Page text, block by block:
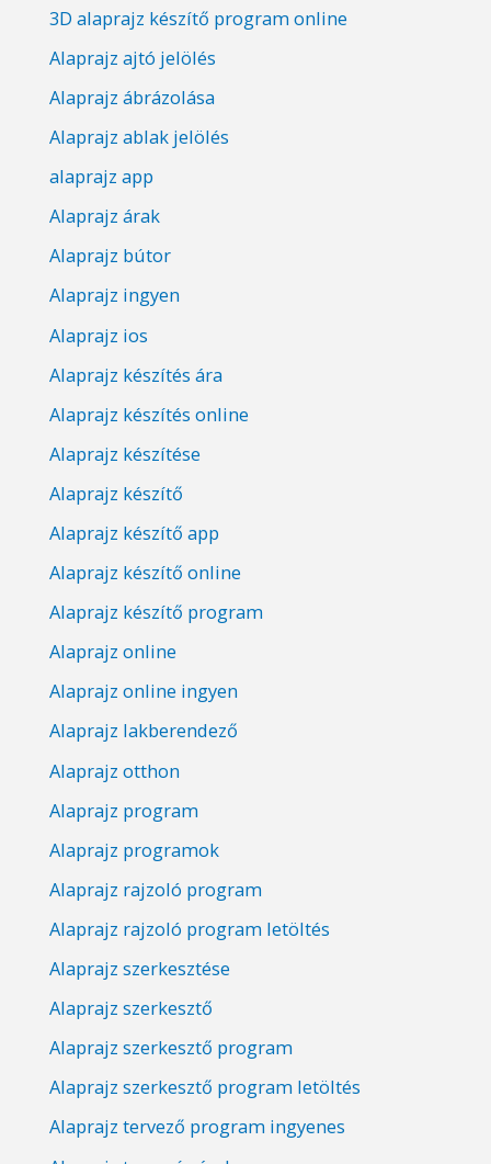
3D alaprajz készítő program online
Alaprajz ajtó jelölés
Alaprajz ábrázolása
Alaprajz ablak jelölés
alaprajz app
Alaprajz árak
Alaprajz bútor
Alaprajz ingyen
Alaprajz ios
Alaprajz készítés ára
Alaprajz készítés online
Alaprajz készítése
Alaprajz készítő
Alaprajz készítő app
Alaprajz készítő online
Alaprajz készítő program
Alaprajz online
Alaprajz online ingyen
Alaprajz lakberendező
Alaprajz otthon
Alaprajz program
Alaprajz programok
Alaprajz rajzoló program
Alaprajz rajzoló program letöltés
Alaprajz szerkesztése
Alaprajz szerkesztő
Alaprajz szerkesztő program
Alaprajz szerkesztő program letöltés
Alaprajz tervező program ingyenes